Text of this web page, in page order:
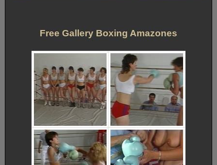
Free Gallery Boxing Amazones